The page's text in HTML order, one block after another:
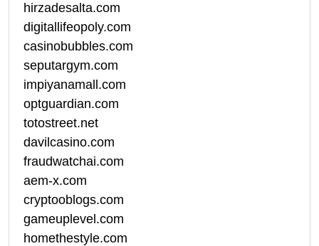
hirzadesalta.com
digitallifeopoly.com
casinobubbles.com
seputargym.com
impiyanamall.com
optguardian.com
totostreet.net
davilcasino.com
fraudwatchai.com
aem-x.com
cryptooblogs.com
gameuplevel.com
homethestyle.com